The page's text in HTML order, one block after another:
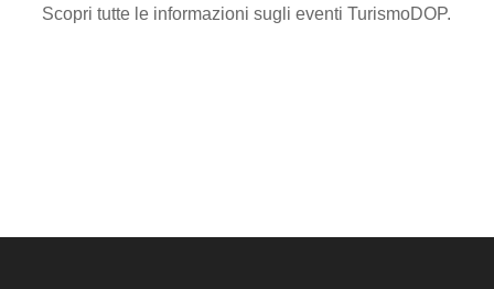
Scopri tutte le informazioni sugli eventi TurismoDOP.